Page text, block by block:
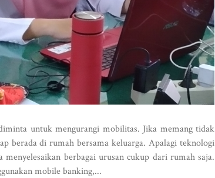
untuk mengurangi mobilitas. Jika memang tidak
berada di rumah bersama keluarga. Apalagi teknologi
berbagai urusan cukup dari rumah saja.
mobile banking,...